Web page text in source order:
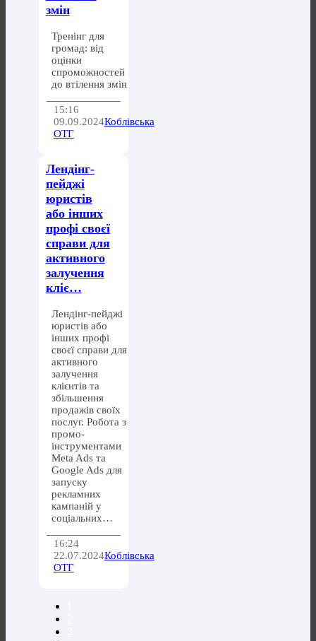
змін
Тренінг для
громад: від
оцінки
спроможностей
до втілення змін
15:16
09.09.2024Коблівська
ОТГ
Лендінг-
пейджі
юристів
або інших
профі своєї
справи для
активного
залучення
кліє…
Лендінг-пейджі
юристів або
інших профі
своєї справи для
активного
залучення
клієнтів та
збільшення
продажів своїх
послуг. Робота з
промо-
інструментами
Meta Ads та
Google Ads для
запуску
рекламних
кампаній у
соціальних…
16:24
22.07.2024Коблівська
ОТГ